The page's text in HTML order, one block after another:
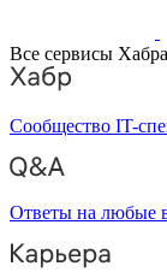
Все сервисы Хабра
Сообщество IT-
Ответы на любые